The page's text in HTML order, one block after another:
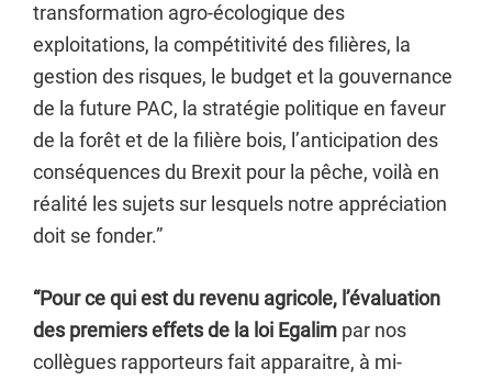
transformation agro-écologique des
exploitations, la compétitivité des filières, la
gestion des risques, le budget et la gouvernance
de la future PAC, la stratégie politique en faveur
de la forêt et de la filière bois, l’anticipation des
conséquences du Brexit pour la pêche, voilà en
réalité les sujets sur lesquels notre appréciation
doit se fonder.”
“Pour ce qui est du revenu agricole, l’évaluation
des premiers effets de la loi Egalim par nos
collègues rapporteurs fait apparaitre, à mi-